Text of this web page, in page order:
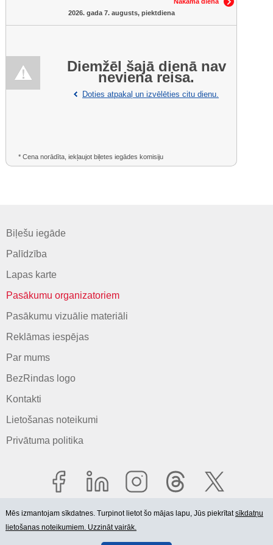
2026. gada 7. augusts, piektdiena
Diemžēl šajā dienā nav
neviena reisa.
Doties atpakaļ un izvēlēties citu dienu.
* Cena norādīta, iekļaujot biļetes iegādes komisiju
Biļešu iegāde
Palīdzība
Lapas karte
Pasākumu organizatoriem
Pasākumu vizuālie materiāli
Reklāmas iespējas
Par mums
BezRindas logo
Kontakti
Lietošanas noteikumi
Privātuma politika
© 2006-2026 SIA "BEZRINDAS.LV".
Mēs izmantojam sīkdatnes. Turpinot lietot šo mājas lapu, Jūs piekrītatsīkdatņu
lietošanas noteikumiem. Uzzināt vairāk.